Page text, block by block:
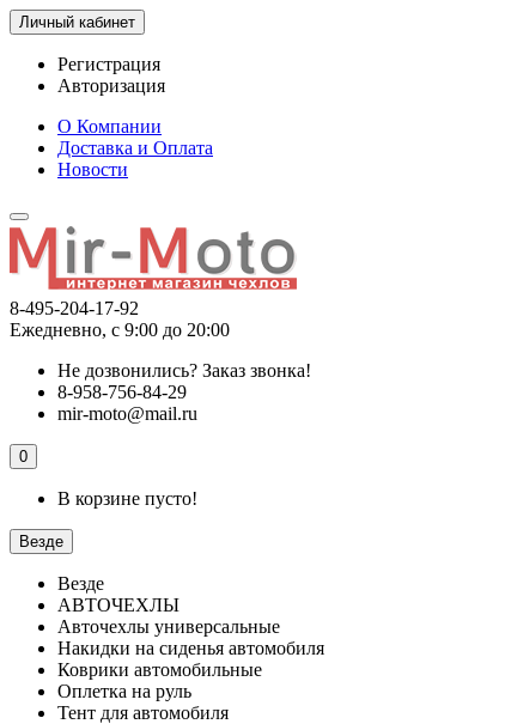
Личный кабинет
Регистрация
Авторизация
О Компании
Доставка и Оплата
Новости
8-495-204-17-92
Ежедневно, с 9:00 до 20:00
Не дозвонились? Заказ звонка!
8-958-756-84-29
mir-moto@mail.ru
0
В корзине пусто!
Везде
Везде
АВТОЧЕХЛЫ
Авточехлы универсальные
Накидки на сиденья автомобиля
Коврики автомобильные
Оплетка на руль
Тент для автомобиля